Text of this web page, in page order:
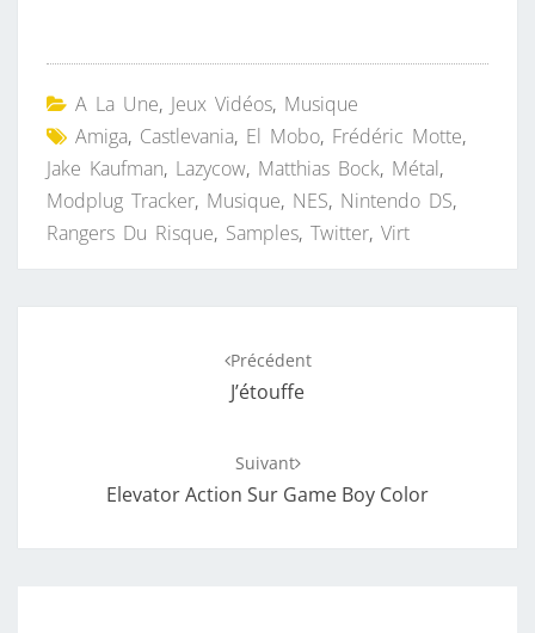
A La Une, Jeux Vidéos, Musique
Amiga, Castlevania, El Mobo, Frédéric Motte,
Jake Kaufman, Lazycow, Matthias Bock, Métal,
Modplug Tracker, Musique, NES, Nintendo DS,
Rangers Du Risque, Samples, Twitter, Virt
Précédent
J’étouffe
Suivant
Elevator Action Sur Game Boy Color